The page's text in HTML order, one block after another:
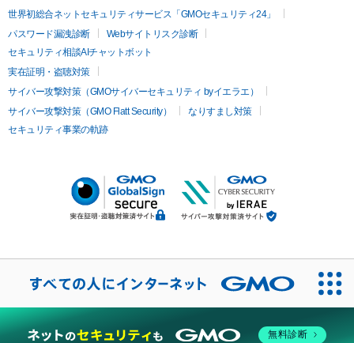
世界初総合ネットセキュリティサービス「GMOセキュリティ24」
パスワード漏洩診断
Webサイトリスク診断
セキュリティ相談AIチャットボット
実在証明・盗聴対策
サイバー攻撃対策（GMOサイバーセキュリティ byイエラエ）
サイバー攻撃対策（GMO Flatt Security）
なりすまし対策
セキュリティ事業の軌跡
無料診断